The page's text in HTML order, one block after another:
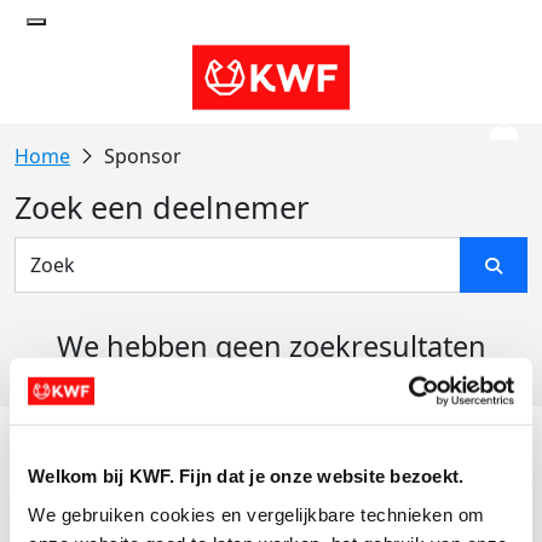
Welkom bij KWF. Fijn dat je onze website bezoekt.
We gebruiken cookies en vergelijkbare technieken om
Sponsor
Zoek een deelnemer
We hebben geen zoekresultaten
Actiematerialen
Evenementen